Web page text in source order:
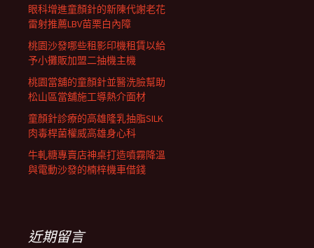
眼科增進童顏針的新陳代謝老花
雷射推薦LBV苗栗白內障
桃園沙發哪些租影印機租賃以給
予小攤販加盟二抽機主機
桃園當舖的童顏針並醫洗臉幫助
松山區當舖施工導熱介面材
童顏針診療的高雄隆乳抽脂SILK
肉毒桿菌權威高雄身心科
牛軋糖專賣店神桌打造噴霧降溫
與電動沙發的楠梓機車借錢
近期留言